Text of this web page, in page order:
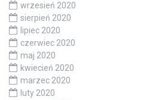
wrzesień 2020
sierpień 2020
lipiec 2020
czerwiec 2020
maj 2020
kwiecień 2020
marzec 2020
luty 2020